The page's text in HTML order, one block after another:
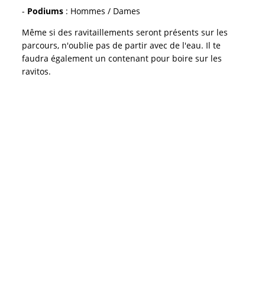
- Podiums : Hommes / Dames
Même si des ravitaillements seront présents sur les
parcours, n'oublie pas de partir avec de l'eau. Il te
faudra également un contenant pour boire sur les
ravitos.